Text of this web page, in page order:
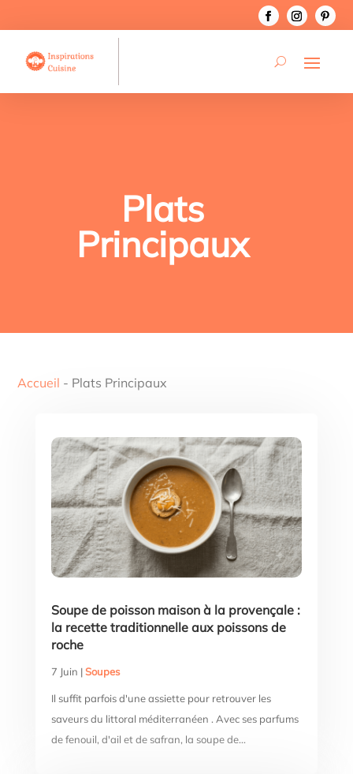
Plats
Principaux
Accueil - Plats Principaux
Soupe de poisson maison à la provençale :
la recette traditionnelle aux poissons de
roche
7 Juin |Soupes
Il suffit parfois d'une assiette pour retrouver les
saveurs du littoral méditerranéen . Avec ses parfums
de fenouil, d'ail et de safran, la soupe de...